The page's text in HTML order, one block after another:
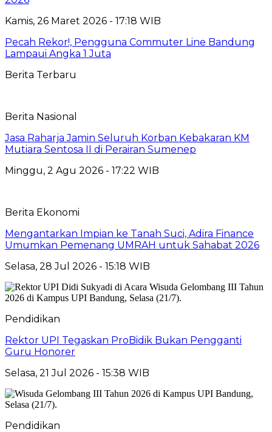
Kamis, 26 Maret 2026 - 17:18 WIB
Pecah Rekor!, Pengguna Commuter Line Bandung
Lampaui Angka 1 Juta
Berita Terbaru
Berita Nasional
Jasa Raharja Jamin Seluruh Korban Kebakaran KM
Mutiara Sentosa II di Perairan Sumenep
Minggu, 2 Agu 2026 - 17:22 WIB
Berita Ekonomi
Mengantarkan Impian ke Tanah Suci, Adira Finance
Umumkan Pemenang UMRAH untuk Sahabat 2026
Selasa, 28 Jul 2026 - 15:18 WIB
Pendidikan
Rektor UPI Tegaskan ProBidik Bukan Pengganti
Guru Honorer
Selasa, 21 Jul 2026 - 15:38 WIB
Pendidikan